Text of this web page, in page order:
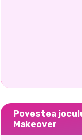
Povestea
Makeover